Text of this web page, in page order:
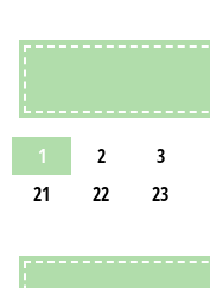
1 2 3
21
22 23